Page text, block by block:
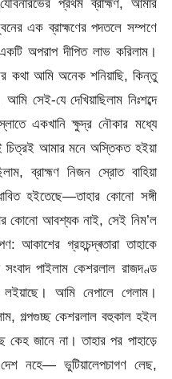
এক ব্রাহ্মণের পদতলে সম্পণে
অপরাপ দীপিত লাভ করিলাম।
কথা আমি অনেক শনিয়াছি, কিন্তু
সেই-যে দেখিয়াছিলাম নিঃশব্দে
একখানি ক্ষুদ্র নৌকার মধ্যে
চিত্রই আমার মনে অস্তিকত হইয়া
ব্রাহ্মণ নিজন স্রোত বাহিয়া
হইতেছে—তাহার কোনো সঙ্গী
কোনো আবশ্যক নাই, সেই নিম’ল
আকাশের গ্রহচন্দ্ৰতারা তাহাকে
সংবাদ পাইলাম কেশরলাল রাজদণ্ড
আমি নেপালে গেলাম।
গল্পগুচ্ছ কেশরলাল বহুকাল হইল
কেহ জানে না। তাহার পর পাহাড়ে
নহে— ভুটিয়ালেপচাগণ লেছ,